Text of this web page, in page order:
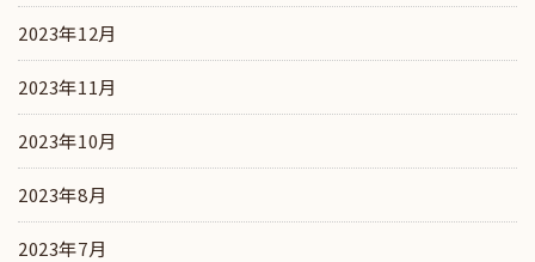
2023年12月
2023年11月
2023年10月
2023年8月
2023年7月